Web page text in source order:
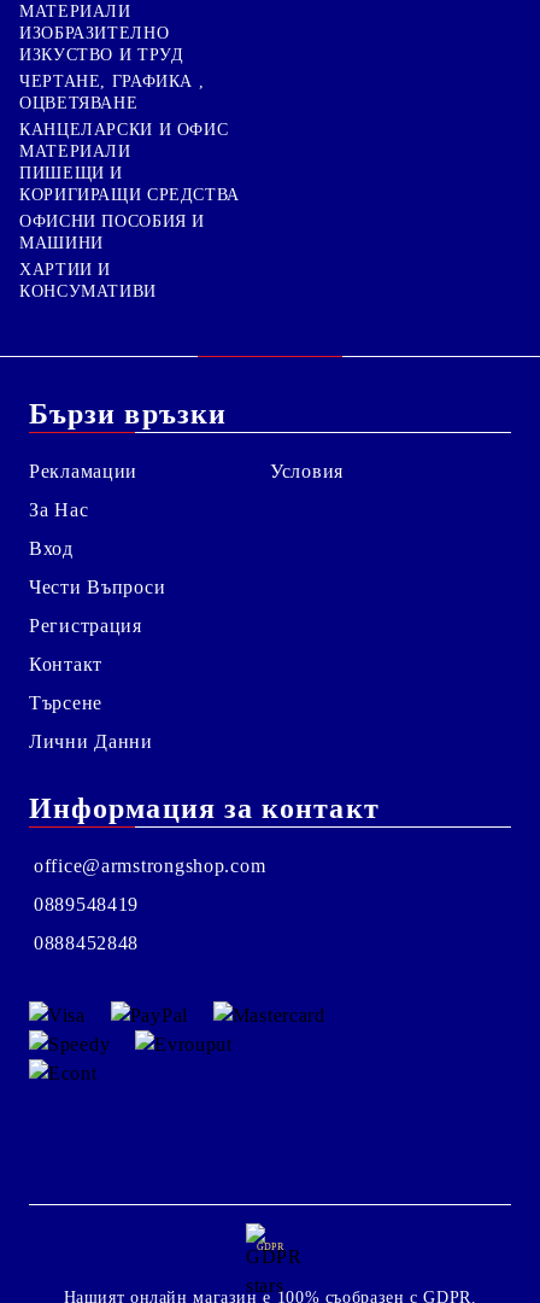
МАТЕРИАЛИ
ИЗОБРАЗИТЕЛНО
ИЗКУСТВО И ТРУД
ЧЕРТАНЕ, ГРАФИКА ,
ОЦВЕТЯВАНЕ
КАНЦЕЛАРСКИ И ОФИС
МАТЕРИАЛИ
ПИШЕЩИ И
КОРИГИРАЩИ СРЕДСТВА
ОФИСНИ ПОСОБИЯ И
МАШИНИ
ХАРТИИ И
КОНСУМАТИВИ
Бързи връзки
Рекламации
За Нас
Вход
Чести Въпроси
Регистрация
Контакт
Търсене
Лични Данни
Условия
Информация за контакт
office@armstrongshop.com
0889548419
0888452848
GDPR
Нашият онлайн магазин е 100% съобразен с GDPR.